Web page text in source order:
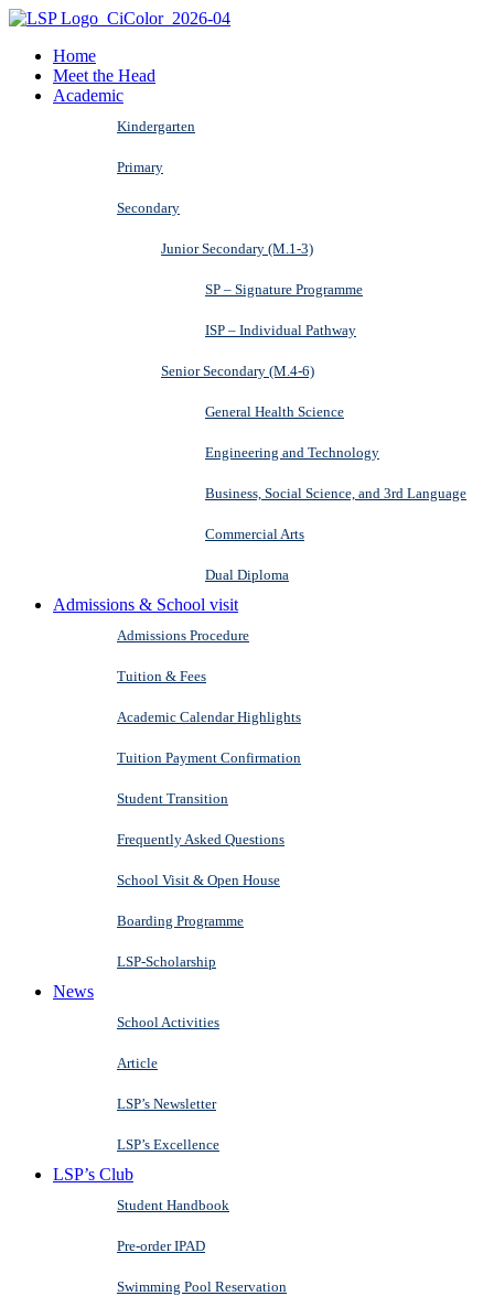
Home
Meet the Head
Academic
Kindergarten
Primary
Secondary
Junior Secondary (M.1-3)
SP – Signature Programme
ISP – Individual Pathway
Senior Secondary (M.4-6)
General Health Science
Engineering and Technology
Business, Social Science, and 3rd Language
Commercial Arts
Dual Diploma
Admissions & School visit
Admissions Procedure
Tuition & Fees
Academic Calendar Highlights
Tuition Payment Confirmation
Student Transition
Frequently Asked Questions
School Visit & Open House
Boarding Programme
LSP-Scholarship
News
School Activities
Article
LSP’s Newsletter
LSP’s Excellence
LSP’s Club
Student Handbook
Pre-order IPAD
Swimming Pool Reservation